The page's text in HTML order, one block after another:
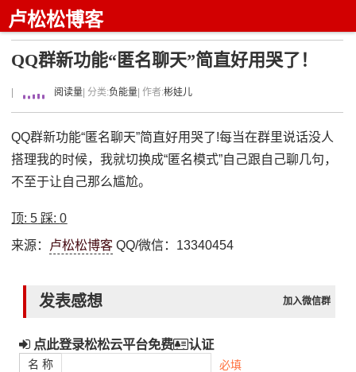
卢松松博客
QQ群新功能“匿名聊天”简直好用哭了！
阅读量 | 分类:负能量 | 作者:彬娃儿
QQ群新功能“匿名聊天”简直好用哭了!每当在群里说话没人
搭理我的时候，我就切换成“匿名模式”自己跟自己聊几句，
不至于让自己那么尴尬。
顶:5 踩:0
来源： 卢松松博客 QQ/微信：13340454
发表感想 加入微信群
点此登录松松云平台免费 认证
名 称 必填